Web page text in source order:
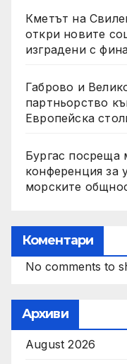
Кметът на
откри новите
изградени с
Габрово и
партньорство
Европейска
Бургас посреща
конференция за
морските
Коментари
No comments to
Архиви
August 2026